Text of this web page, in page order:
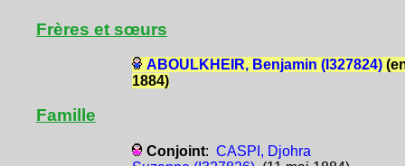
Frères et sœurs
ABOULKHEIR, Benjamin (I327824)
1884)
Famille
Conjoint: CASPI, Djohra